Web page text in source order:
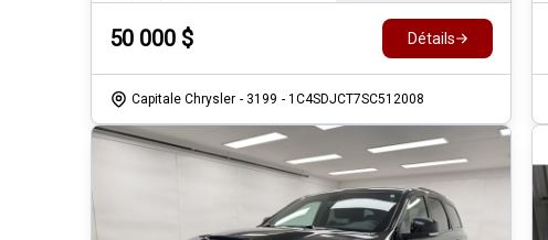
50 000 $ Détails
Capitale Chrysler - 3199 - 1C4SDJCT7SC512008